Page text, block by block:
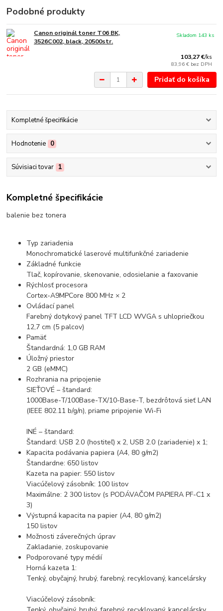
Podobné produkty
Canon originál toner T06 BK,
3526C002, black, 20500str.
103,27 €/ks
83,96 € bez DPH
Skladom 143 ks
Pridať do košíka
Kompletné špecifikácie
Hodnotenie 0
Súvisiaci tovar 1
Kompletné špecifikácie
balenie bez tonera
Typ zariadenia
Monochromatické laserové multifunkčné zariadenie
Základné funkcie
Tlač, kopírovanie, skenovanie, odosielanie a faxovanie
Rýchlosť procesora
Cortex-A9MPCore 800 MHz × 2
Ovládací panel
Farebný dotykový panel TFT LCD WVGA s uhlopriečkou
12,7 cm (5 palcov)
Pamäť
Štandardná: 1,0 GB RAM
Úložný priestor
2 GB (eMMC)
Rozhrania na pripojenie
SIEŤOVÉ – štandard:
1000Base-T/100Base-TX/10-Base-T, bezdrôtová sieť LAN
(IEEE 802.11 b/g/n), priame pripojenie Wi-Fi
INÉ – štandard:
Štandard: USB 2.0 (hostiteľ) x 2, USB 2.0 (zariadenie) x 1;
Kapacita podávania papiera (A4, 80 g/m2)
Štandardne: 650 listov
Kazeta na papier: 550 listov
Viacúčelový zásobník: 100 listov
Maximálne: 2 300 listov (s PODÁVAČOM PAPIERA PF-C1 x
3)
Výstupná kapacita na papier (A4, 80 g/m2)
150 listov
Možnosti záverečných úprav
Zakladanie, zoskupovanie
Podporované typy médií
Horná kazeta 1:
Tenký, obyčajný, hrubý, farebný, recyklovaný, kancelársky
Viacúčelový zásobník: